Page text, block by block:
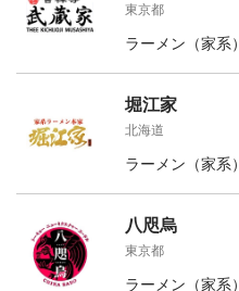
東京都
ラーメン（家系
堀江家
北海道
ラーメン（家系）
八咫烏
東京都
ラーメン（家系